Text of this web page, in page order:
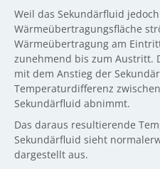
Weil das Sekundärfluid
Wärmeübertragungsfläche
Wärmeübertragung am
zunehmend bis zum Austritt.
mit dem Anstieg der
Temperaturdifferenz
Sekundärfluid abnimmt.
Das daraus resultierende
Sekundärfluid sieht
dargestellt aus.